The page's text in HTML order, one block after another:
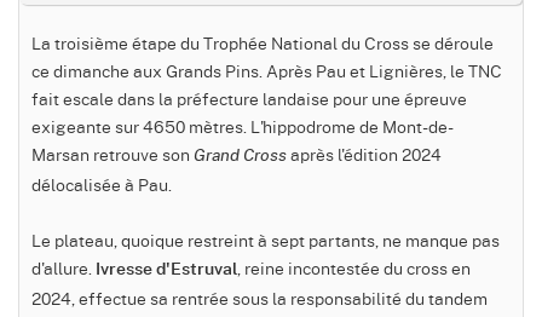
La troisième étape du Trophée National du Cross se déroule
ce dimanche aux Grands Pins. Après Pau et Lignières, le TNC
fait escale dans la préfecture landaise pour une épreuve
exigeante sur 4650 mètres. L'hippodrome de Mont-de-
Marsan retrouve son Grand Cross après l'édition 2024
délocalisée à Pau.
Le plateau, quoique restreint à sept partants, ne manque pas
d'allure.
Ivresse d'Estruval , reine incontestée du cross en
2024, effectue sa rentrée sous la responsabilité du tandem